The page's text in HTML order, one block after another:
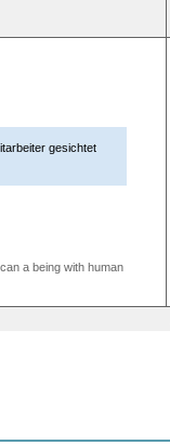
gesichtet
a being with human